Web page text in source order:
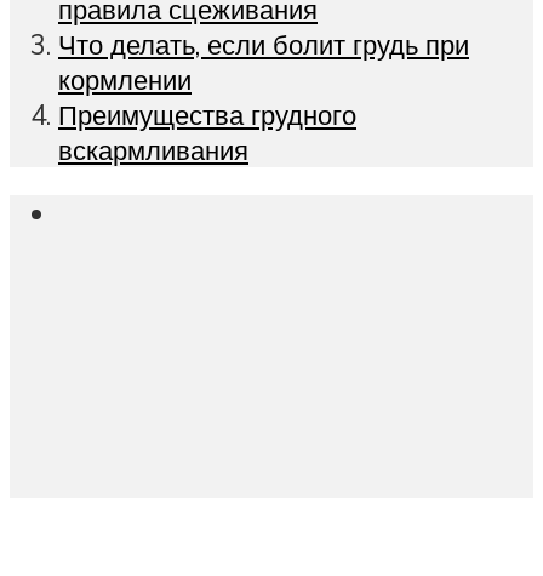
правила сцеживания
Что делать, если болит грудь при
кормлении
Преимущества грудного
вскармливания